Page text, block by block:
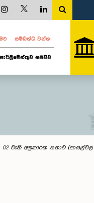
සම්බන්ධ වන්න
පාර්ලිමේන්තුව සජීවීව
02 වැනි අනුකාරක සභාව